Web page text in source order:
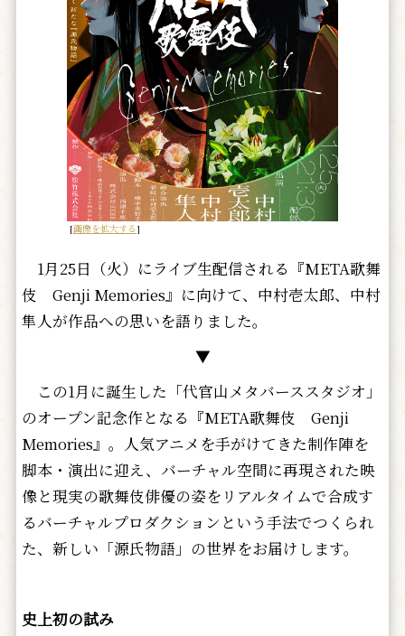
[画像を拡大する ]
1月25日（火）にライブ生配信される『META歌舞
伎 Genji Memories』に向けて、中村壱太郎、中村
隼人が作品への思いを語りました。
▼
この1月に誕生した「代官山メタバーススタジオ」
のオープン記念作となる『META歌舞伎 Genji
Memories』。人気アニメを手がけてきた制作陣を
脚本・演出に迎え、バーチャル空間に再現された映
像と現実の歌舞伎俳優の姿をリアルタイムで合成す
るバーチャルプロダクションという手法でつくられ
た、新しい「源氏物語」の世界をお届けします。
史上初の試み